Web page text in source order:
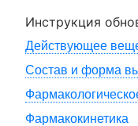
Инструкция
Действующее
Состав и форма
Фармакокинетика